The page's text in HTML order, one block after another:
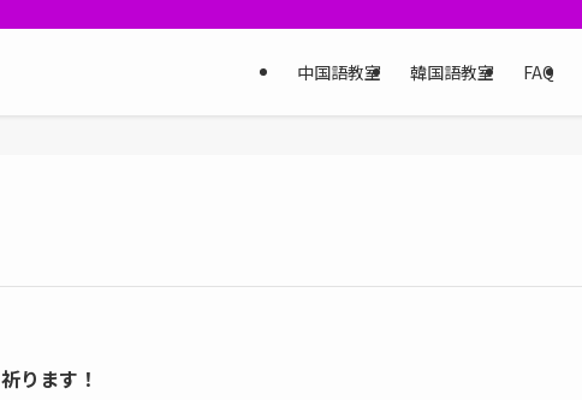
中国語教室 韓国語教室 FAQ
祈ります！